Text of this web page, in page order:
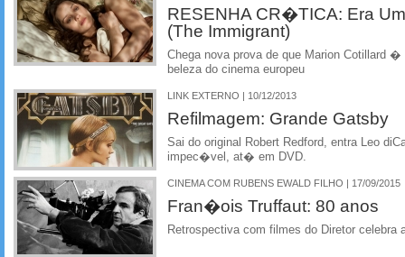
RESENHA CR�TICA: Era
(The Immigrant)
Chega nova prova de que Marion Cotillard
beleza do cinema europeu
LINK EXTERNO | 10/12/2013
Refilmagem: Grande Gatsby
Sai do original Robert Redford, entra Leo
impec�vel, at� em DVD.
CINEMA COM RUBENS EWALD FILHO | 17/09/2015
Fran�ois Truffaut: 80 anos
Retrospectiva com filmes do Diretor celebra